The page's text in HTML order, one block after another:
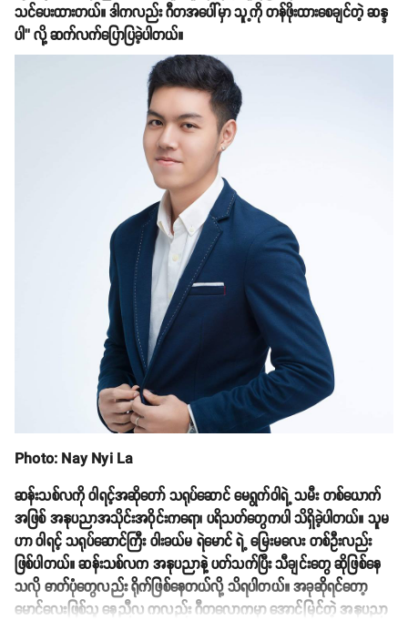
သင်ပေးထားတယ်။ ဒါကလည်း ဂီတအပေါ်မှာ သူ့ကို တန်ဖိုးထားစေချင်တဲ့ ဆန္ဒ
ပါ’’ လို့ ဆက်လက်ပြောပြခဲ့ပါတယ်။
Photo: Nay Nyi La
ဆန်းသစ်လကို ဝါရင့်အဆိုတော် သရုပ်ဆောင် မေရွက်ဝါရဲ့ သမီး တစ်ယောက်
အဖြစ် အနုပညာအသိုင်းအဝိုင်းကရော၊ ပရိသတ်တွေကပါ သိရှိခဲ့ပါတယ်။ သူမ
ဟာ ဝါရင့် သရုပ်ဆောင်ကြီး ဝါးခယ်မ ရဲမောင် ရဲ့ မြေးမလေး တစ်ဦးလည်း
ဖြစ်ပါတယ်။ ဆန်းသစ်လက အနုပညာနဲ့ ပတ်သက်ပြီး သီချင်းတွေ ဆိုဖြစ်နေ
သလို ဓာတ်ပုံတွေလည်း ရိုက်ဖြစ်နေတယ်လို့ သိရပါတယ်။ အခုဆိုရင်တော့
မောင်လေးဖြစ်သူ နေညီလ ကလည်း ဂီတလောကမှာ အောင်မြင်တဲ့ အနုပညာ